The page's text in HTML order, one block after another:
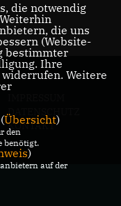
DATENSCHUTZ
KONTAKT
die notwendig
die uns
(Website-
bestimmter
Ihre
Weitere
Übersicht)
den
benötigt.
)
auf der